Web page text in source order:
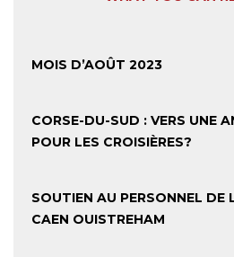
MOIS D’AOÛT 2023
CORSE-DU-SUD : VERS UNE
POUR LES CROISIÈRES?
SOUTIEN AU PERSONNEL DE
CAEN OUISTREHAM